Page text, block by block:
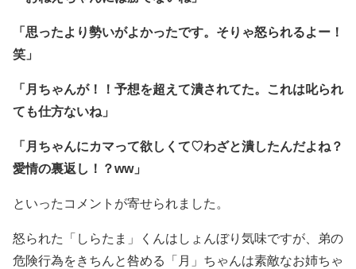
「思ったより勢いがよかったです。そりゃ怒られるよー！
笑」
「月ちゃんが！！予想を超えて潰されてた。これは叱られ
ても仕方ないね」
「月ちゃんにカマって欲しくて♡わざと潰したんだよね？
愛情の裏返し！？ww」
といったコメントが寄せられました。
怒られた「しらたま」くんはしょんぼり気味ですが、弟の
危険行為をきちんと咎める「月」ちゃんは素敵なお姉ちゃ